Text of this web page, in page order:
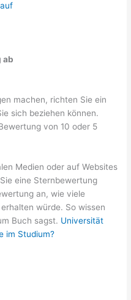
ab
machen, richten Sie ein
sich beziehen können.
von 10 oder 5
Medien oder auf Websites
eine Sternbewertung
an, wie viele
würde. So wissen
Buch sagst. Universität
im Studium?